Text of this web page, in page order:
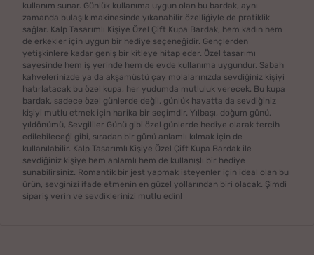
kullanım sunar. Günlük kullanıma uygun olan bu bardak, aynı
zamanda bulaşık makinesinde yıkanabilir özelliğiyle de pratiklik
sağlar. Kalp Tasarımlı Kişiye Özel Çift Kupa Bardak, hem kadın hem
de erkekler için uygun bir hediye seçeneğidir. Gençlerden
yetişkinlere kadar geniş bir kitleye hitap eder. Özel tasarımı
sayesinde hem iş yerinde hem de evde kullanıma uygundur. Sabah
kahvelerinizde ya da akşamüstü çay molalarınızda sevdiğiniz kişiyi
hatırlatacak bu özel kupa, her yudumda mutluluk verecek. Bu kupa
bardak, sadece özel günlerde değil, günlük hayatta da sevdiğiniz
kişiyi mutlu etmek için harika bir seçimdir. Yılbaşı, doğum günü,
yıldönümü, Sevgililer Günü gibi özel günlerde hediye olarak tercih
edilebileceği gibi, sıradan bir günü anlamlı kılmak için de
kullanılabilir. Kalp Tasarımlı Kişiye Özel Çift Kupa Bardak ile
sevdiğiniz kişiye hem anlamlı hem de kullanışlı bir hediye
sunabilirsiniz. Romantik bir jest yapmak isteyenler için ideal olan bu
ürün, sevginizi ifade etmenin en güzel yollarından biri olacak. Şimdi
sipariş verin ve sevdiklerinizi mutlu edin!